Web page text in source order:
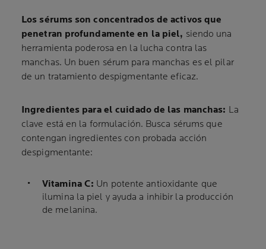
Los sérums son concentrados de activos que
penetran profundamente en la piel, siendo una
herramienta poderosa en la lucha contra las
manchas. Un buen sérum para manchas es el pilar
de un tratamiento despigmentante eficaz.
Ingredientes para el cuidado de las manchas: La
clave está en la formulación. Busca sérums que
contengan ingredientes con probada acción
despigmentante:
Vitamina C: Un potente antioxidante que
ilumina la piel y ayuda a inhibir la producción
de melanina.